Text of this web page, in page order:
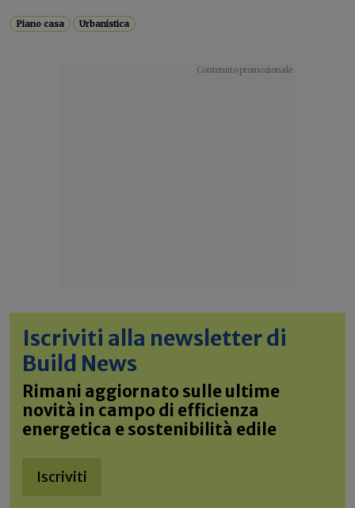
Piano casa Urbanistica
Iscriviti alla newsletter di
Build News
Rimani aggiornato sulle ultime
novità in campo di efficienza
energetica e sostenibilità edile
Iscriviti